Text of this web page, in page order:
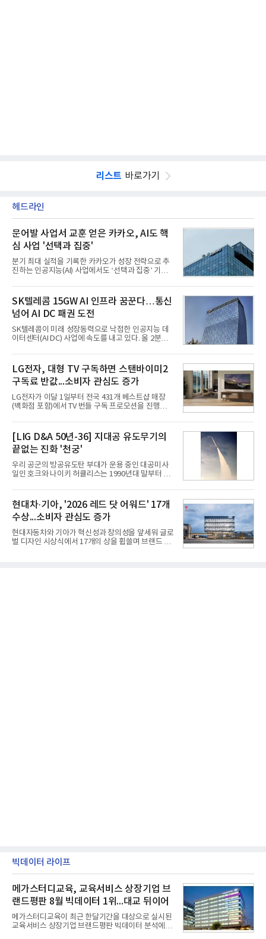
리스트 바로가기
헤드라인
문어발 사업서 교훈 얻은 카카오, AI도 핵
심 사업 '선택과 집중'
분기 최대 실적을 기록한 카카오가 성장 전략으로 추
진하는 인공지능(AI) 사업에서도 ‘선택과 집중’ 기조
라 투자에 나서는 것과 달리, 카카오는 ‘카카오톡’이
라는 플랫폼 경쟁력을 활용한 AI 에이전트 서비스에
집중하는 전략이다. 과거 무리한 사업 확장 과정에서
겪었던 시행착오를 되풀이하지 않고 핵심 역량에 집
중하겠다는 취지로 풀이된다.7일 업계에 따르면 카카
오는 올해 2분기 연결 기준 매출 2조985억원, 영업이
익 2770억원을 기록했다. 전년 동기 대비 매출과 영업
은 4884억
SK텔레콤 15GW AI 인프라 꿈꾼다…통신
넘어 AI DC 패권 도전
SK텔레콤이 미래 성장동력으로 낙점한 인공지능 데
이터센터(AI DC) 사업에 속도를 내고 있다. 올 2분기
는 2035년까지 총 15GW(기가와트) 규모의 AI DC를
구축하겠다는 대형 청사진을 제시하면서다. 이에 따
라 경쟁 구도 역시 이동통신사인 KT, LG유플러스를
넘어 네이버, 삼성SDS 등 IT 인프라 기업으로 확장되
고 있다.7일 SK텔레콤에 따르면 회사는 올해 2분기
연결 기준 매출 4조 3591억원, 영업이익 5660억원을
기록했다. 매출은 전년 동기 대비 0.5%, 영업이익은
따른 기저효과가 실
LG전자, 대형 TV 구독하면 스탠바이미2
구독료 반값...소비자 관심도 증가
LG전자가 이달 1일부터 전국 431개 베스트샵 매장
(백화점 포함)에서 TV 번들 구독 프로모션을 진행하고
인해주는 프로모션이다.대상 제품은 65·77·83형 올
레드, 75·86·100형 마이크로 RGB, 75·86형 미니
RGB 등 거실용 TV로 인기가 높은 베스트셀러 TV 20
개 모델이며, 동시 구독 계약 시 스탠바이미2(모델명
27LX6TPGA) 구독료를 50% 할인 받을 수 있다. 프로
모션 대상 모델과 혜택, 구독료 등 프로모션 세부 사항
은 베스트샵 판매 매니저에게 문의하면 자세히 안내
등으로 이전
[LIG D&A 50년-36] 지대공 유도무기의
끝없는 진화 '천궁'
우리 공군의 방공유도탄 부대가 운용 중인 대공미사
일인 호크와 나이키 허큘리스는 1990년대 말부터 성
기존 미사일체계를 대체할 중고도 및 중거리 대공미
사일을 개발하기로 결정했다.처음 KM-SAM 사업으로
불린 이 사업의 명칭은 호크(Iron Hawk, 철매)를 대체
한다는 의미에서 ‘철매Ⅱ’ 로 정해졌다. 철매Ⅱ 개발
사업은 미사일체계 완성 후인 2011년 ‘천궁(天弓)’으
로 다시 장비명이 바뀌었다. 17개 업체와 관련 기관이
참여한 가운데 LIG 넥스원은 탐색 개발에서 체계개발
현대차·기아, '2026 레드 닷 어워드' 17개
수상...소비자 관심도 증가
현대자동차와 기아가 혁신성과 창의성을 앞세워 글로
벌 디자인 시상식에서 17개의 상을 휩쓸며 브랜드 경
빅데이터 라이프
메가스터디교육, 교육서비스 상장기업 브
랜드평판 8월 빅데이터 1위...대교 뒤이어
메가스터디교육이 최근 한달기간을 대상으로 실시된
교육서비스 상장기업 브랜드평판 빅데이터 분석에서